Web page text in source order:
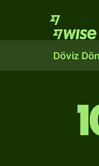
Döviz